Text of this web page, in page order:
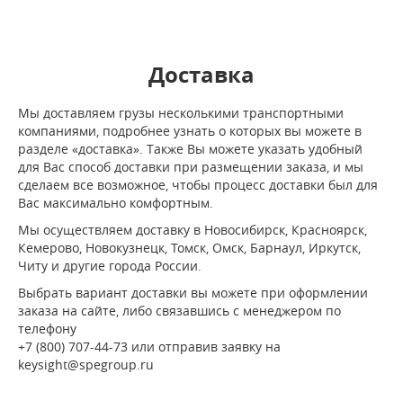
Доставка
Мы доставляем грузы несколькими транспортными
компаниями, подробнее узнать о которых вы можете в
разделе «доставка». Также Вы можете указать удобный
для Вас способ доставки при размещении заказа, и мы
сделаем все возможное, чтобы процесс доставки был для
Вас максимально комфортным.
Мы осуществляем доставку в Новосибирск, Красноярск,
Кемерово, Новокузнецк, Томск, Омск, Барнаул, Иркутск,
Читу и другие города России.
Выбрать вариант доставки вы можете при оформлении
заказа на сайте, либо связавшись с менеджером по
телефону
+7 (800) 707-44-73 или отправив заявку на
keysight@spegroup.ru